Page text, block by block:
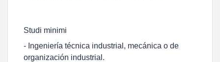
Studi minimi
- Ingeniería técnica industrial, mecánica o de
organización industrial.